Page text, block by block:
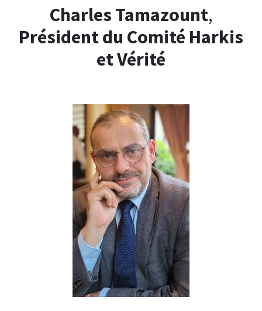
Charles Tamazount,
Président du Comité Harkis
et Vérité